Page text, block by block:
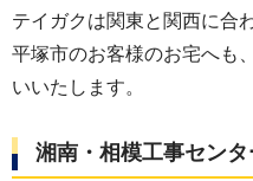
テイガクは関東と関西に合
平塚市のお客様のお宅へも
いいたします。
湘南・相模工事センタ